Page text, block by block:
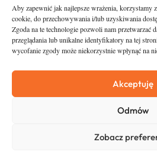
Aby zapewnić jak najlepsze wrażenia,
cookie, do przechowywania i/lub uzyskiwania
Zgoda na te technologie pozwoli nam przetwarzać
przeglądania lub unikalne identyfikatory na tej
wycofanie zgody może niekorzystnie wpłynąć na
Akceptuję
Odmów
Zobacz
Asfalt
O nas
Kontakt